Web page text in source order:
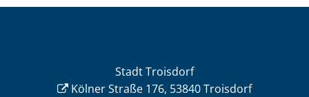
Stadt Troisdorf
Kölner Straße 176, 53840 Troisdorf